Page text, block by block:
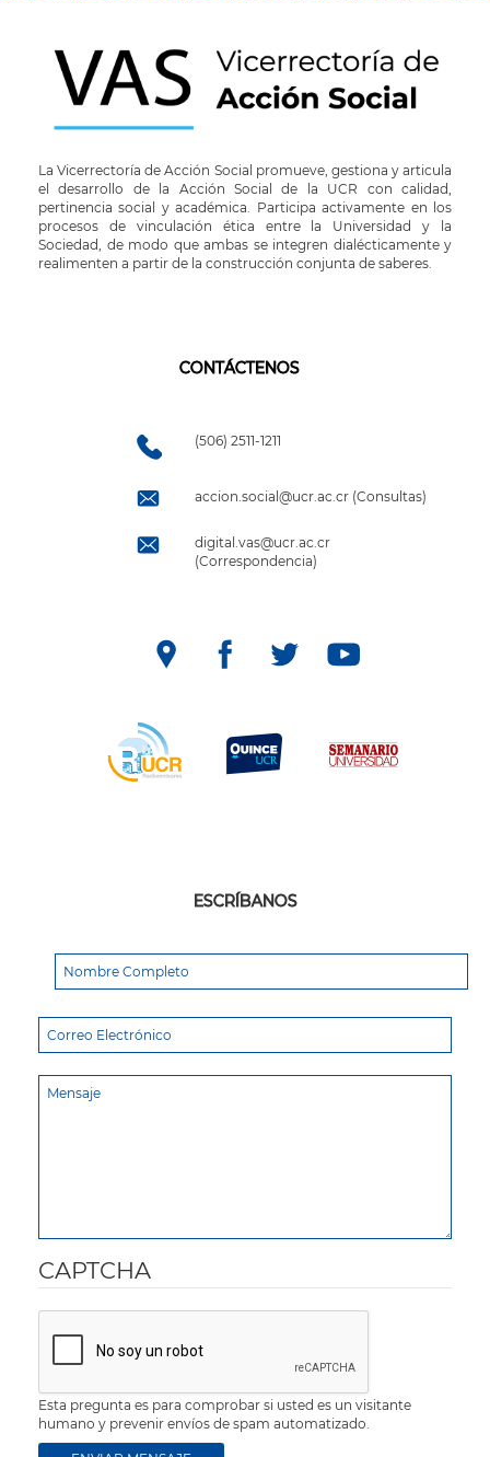
La Vicerrectoría de Acción Social promueve, gestiona y articula
el desarrollo de la Acción Social de la UCR con calidad,
pertinencia social y académica. Participa activamente en los
procesos de vinculación ética entre la Universidad y la
Sociedad, de modo que ambas se integren dialécticamente y
realimenten a partir de la construcción conjunta de saberes.
CONTÁCTENOS
(506) 2511-1211
accion.social@ucr.ac.cr (Consultas)
digital.vas@ucr.ac.cr
(Correspondencia)
ESCRÍBANOS
CAPTCHA
Esta pregunta es para comprobar si usted es un visitante
humano y prevenir envíos de spam automatizado.